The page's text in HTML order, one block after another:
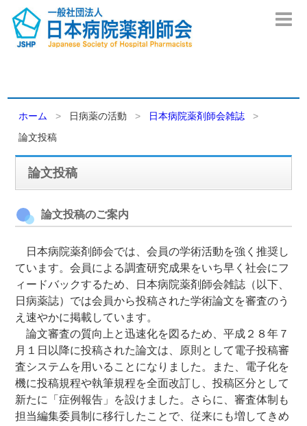
ホーム 日病薬の活動
日本病院薬剤師会雑誌
論文投稿
論文投稿
論文投稿のご案内
日本病院薬剤師会では、会員の学術活動を強く推奨し
ています。会員による調査研究成果をいち早く社会にフ
ィードバックするため、日本病院薬剤師会雑誌（以下、
日病薬誌）では会員から投稿された学術論文を審査のう
え速やかに掲載しています。
論文審査の質向上と迅速化を図るため、平成２８年７
月１日以降に投稿された論文は、原則として電子投稿審
査システムを用いることになりました。また、電子化を
機に投稿規程や執筆規程を全面改訂し、投稿区分として
新たに「症例報告」を設けました。さらに、審査体制も
担当編集委員制に移行したことで、従来にも増してきめ